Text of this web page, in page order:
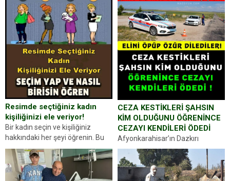
Resimde seçtiğiniz kadın
kişiliğinizi ele veriyor!
Bir kadın seçin ve kişiliğiniz
hakkındaki her şeyi öğrenin. Bu
kez karşınıza oldukça farklı bir
kişilik testiyle çıkıyoruz. Resimde
gördüğünüz kadın figürlerinden
dikkatinizi en...
CEZA KESTİKLERİ ŞAHSIN
KİM OLDUĞUNU ÖĞRENİNCE
CEZAYI KENDİLERİ ÖDEDİ
Afyonkarahisar’ın Dazkırı
ilçesinde trafik uygulaması
yapan jandarma ekipleri
durdurdukları bir otomobilin